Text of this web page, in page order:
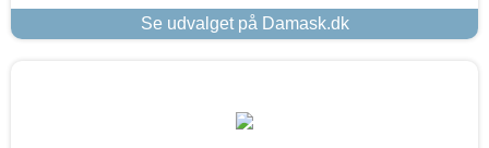
Se udvalget på Damask.dk